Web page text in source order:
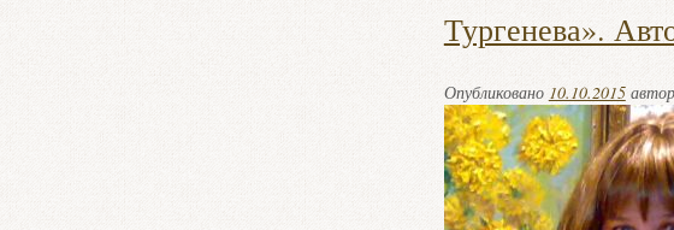
Тургенева».
Опубликовано 10.10.2015